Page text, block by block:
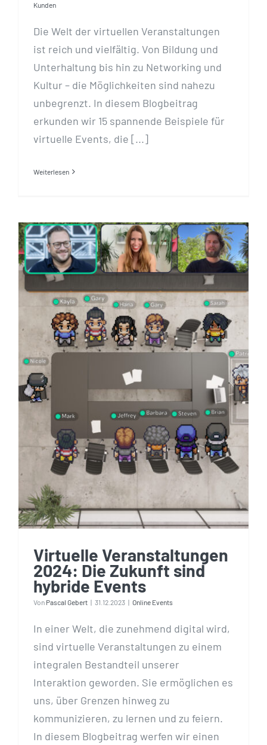
Kunden
Die Welt der virtuellen Veranstaltungen
ist reich und vielfältig. Von Bildung und
Unterhaltung bis hin zu Networking und
Kultur – die Möglichkeiten sind nahezu
unbegrenzt. In diesem Blogbeitrag
erkunden wir 15 spannende Beispiele für
virtuelle Events, die [...]
Weiterlesen
Virtuelle
Veranstaltungen 2024:
Die Zukunft sind hybride
Events
Virtuelle Veranstaltungen
2024: Die Zukunft sind
hybride Events
Von Pascal Gebert | 31.12.2023 | Online Events
In einer Welt, die zunehmend digital wird,
sind virtuelle Veranstaltungen zu einem
integralen Bestandteil unserer
Interaktion geworden. Sie ermöglichen es
uns, über Grenzen hinweg zu
kommunizieren, zu lernen und zu feiern.
In diesem Blogbeitrag werfen wir einen